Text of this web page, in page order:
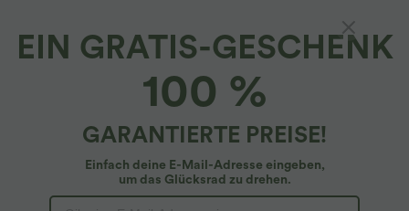
EIN GRATIS-GESCHENK
100 %
GARANTIERTE PREISE!
Einfach deine E-Mail-Adresse eingeben,
um das Glücksrad zu drehen.